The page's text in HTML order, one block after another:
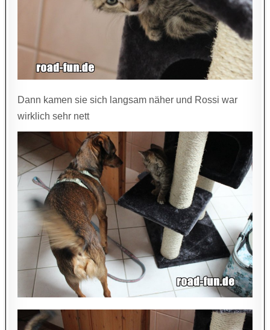
Dann kamen sie sich langsam näher und Rossi war
wirklich sehr nett